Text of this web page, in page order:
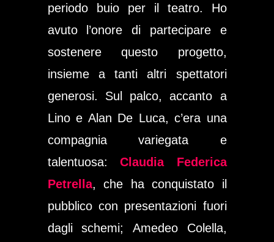
periodo buio per il teatro. Ho
avuto l’onore di partecipare e
sostenere questo progetto,
insieme a tanti altri spettatori
generosi. Sul palco, accanto a
Lino e Alan De Luca, c’era una
compagnia variegata e
talentuosa: Claudia Federica
Petrella, che ha conquistato il
pubblico con presentazioni fuori
dagli schemi; Amedeo Colella,